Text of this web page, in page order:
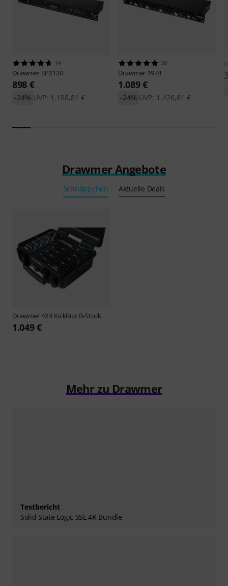
14
Drawmer SP2120
898 €
UVP: 1.188,81 €
-24%
20
Drawmer 1974
1.089 €
UVP: 1.426,81 €
-24%
Drawmer Angebote
Schnäppchen Aktuelle Deals
Drawmer4X4 KickBox B-Stock
1.049 €
Mehr zu Drawmer
Testbericht
Solid State Logic SSL 4K Bundle